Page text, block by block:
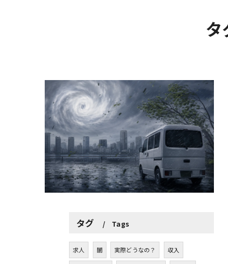
タ
タグ Tags
求人 闇 実際どうなの？ 収入